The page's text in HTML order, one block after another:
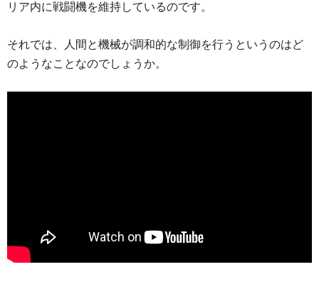
リア内に戦闘機を維持しているのです。
それでは、人間と機械が調和的な制御を行うというのはど
のようなことなのでしょうか。